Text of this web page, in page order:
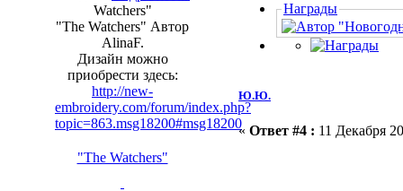
Watchers"
"The Watchers" Автор
AlinaF.
Дизайн можно
приобрести здесь:
http://new-
embroidery.com/forum/index.php?
topic=863.msg18200#msg18200
"The Watchers"
Награды
Ю.Ю.
« Ответ #4 : 11 Декабря